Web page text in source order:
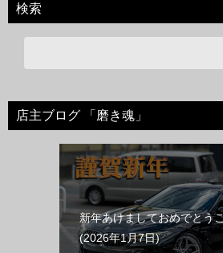
検索
店主ブログ 「磨き魂」
新年あけましておめでとう
2026年1月7日